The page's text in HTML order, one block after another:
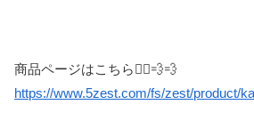
商品ページはこちら🏃‍♀️💨💨
https://www.5zest.com/fs/zest/product/